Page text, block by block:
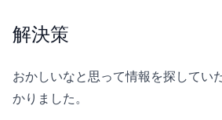
解決策
おかしいなと思って情報を探してい
かりました。